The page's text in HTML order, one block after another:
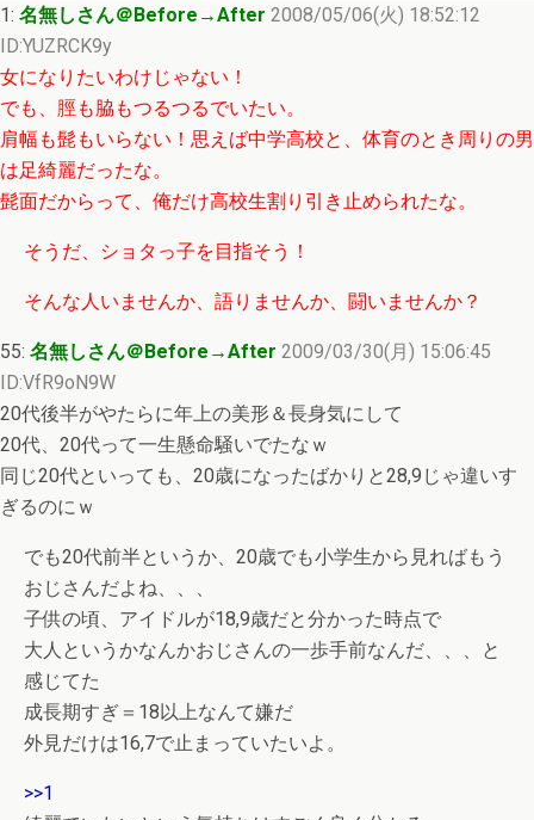
1: 名無しさん＠Before→After 2008/05/06(火) 18:52:12
ID:YUZRCK9y
女になりたいわけじゃない！
でも、脛も脇もつるつるでいたい。
肩幅も髭もいらない！思えば中学高校と、体育のとき周りの男
は足綺麗だったな。
髭面だからって、俺だけ高校生割り引き止められたな。
そうだ、ショタっ子を目指そう！
そんな人いませんか、語りませんか、闘いませんか？
55: 名無しさん＠Before→After 2009/03/30(月) 15:06:45
ID:VfR9oN9W
20代後半がやたらに年上の美形＆長身気にして
20代、20代って一生懸命騒いでたなｗ
同じ20代といっても、20歳になったばかりと28,9じゃ違いす
ぎるのにｗ
でも20代前半というか、20歳でも小学生から見ればもう
おじさんだよね、、、
子供の頃、アイドルが18,9歳だと分かった時点で
大人というかなんかおじさんの一歩手前なんだ、、、と
感じてた
成長期すぎ＝18以上なんて嫌だ
外見だけは16,7で止まっていたいよ。
>>1